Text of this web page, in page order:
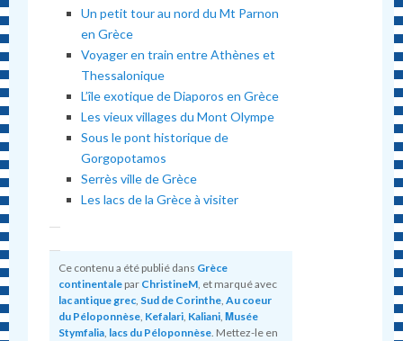
Un petit tour au nord du Mt Parnon
en Grèce
Voyager en train entre Athènes et
Thessalonique
L’île exotique de Diaporos en Grèce
Les vieux villages du Mont Olympe
Sous le pont historique de
Gorgopotamos
Serrès ville de Grèce
Les lacs de la Grèce à visiter
Ce contenu a été publié dans Grèce
continentale par ChristineM, et marqué avec
lac antique grec, Sud de Corinthe,Au coeur
du Péloponnèse, Kefalari, Kaliani,Μusée
Stymfalia, lacs du Péloponnèse. Mettez-le en